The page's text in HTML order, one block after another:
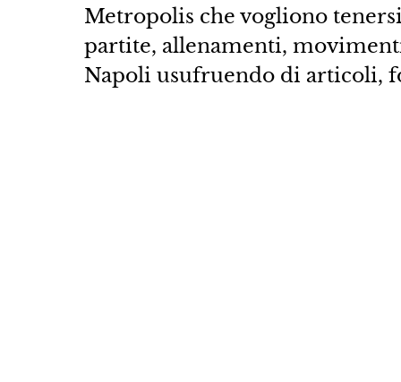
Metropolis che vogliono
partite, allenamenti,
Napoli usufruendo di articoli,